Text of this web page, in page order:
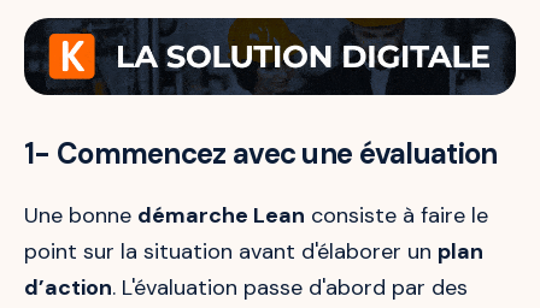
1- Commencez avec une évaluation
Une bonne démarche Lean consiste à faire le
point sur la situation avant d'élaborer un plan
d’action. L'évaluation passe d'abord par des